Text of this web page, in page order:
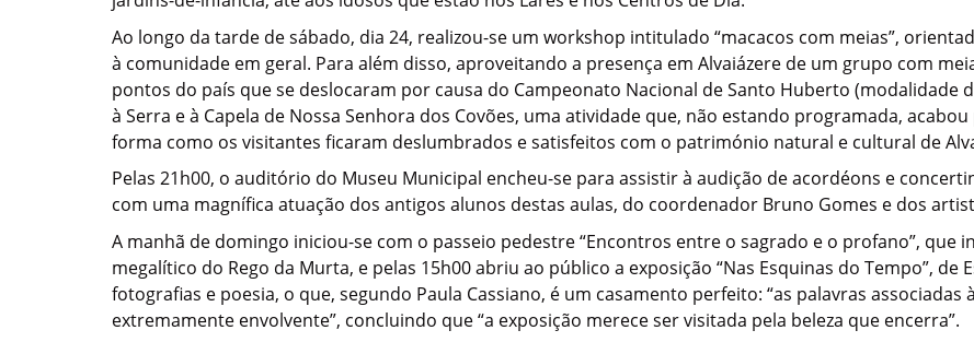
Ao longo da tarde de sábado, dia 24, realizou-se um workshop intitulado “macacos com meias”,
à comunidade em geral. Para além disso, aproveitando a presença em Alvaiázere de um grupo com
pontos do país que se deslocaram por causa do Campeonato Nacional de Santo Huberto (modalidade
à Serra e à Capela de Nossa Senhora dos Covões, uma atividade que, não estando programada,
forma como os visitantes ficaram deslumbrados e satisfeitos com o património natural e cultural de
Pelas 21h00, o auditório do Museu Municipal encheu-se para assistir à audição de acordéons e
com uma magnífica atuação dos antigos alunos destas aulas, do coordenador Bruno Gomes e dos
A manhã de domingo iniciou-se com o passeio pedestre “Encontros entre o sagrado e o profano”, que
megalítico do Rego da Murta, e pelas 15h00 abriu ao público a exposição “Nas Esquinas do Tempo”, de
fotografias e poesia, o que, segundo Paula Cassiano, é um casamento perfeito: “as palavras
extremamente envolvente”, concluindo que “a exposição merece ser visitada pela beleza que encerra”.